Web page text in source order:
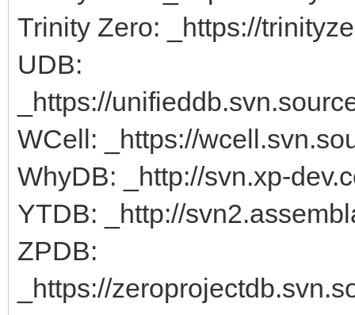
Trinity Zero: _https://
UDB:
_https://
WCell: _https://
WhyDB: _http://svn.xp-
YTDB: _http://
ZPDB:
_https://